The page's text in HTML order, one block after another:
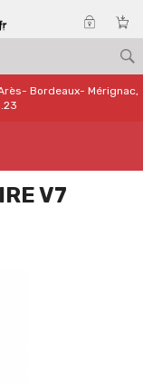
Bordeaux- Mérignac,
V7